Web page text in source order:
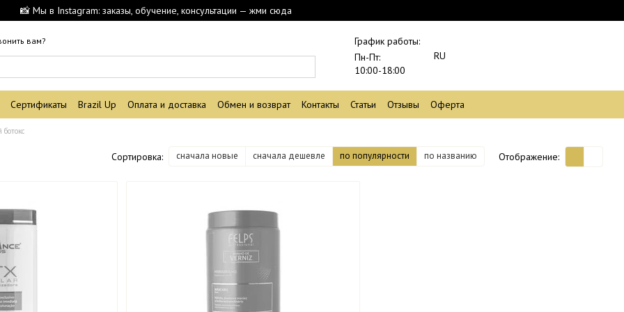
📸 Мы в Instagram: заказы, обучение, консультации — жми сюда
вам?
График работы:
Пн-Пт:
10:00-18:00
RU
Сертификаты Brazil Up Оплата и доставка Обмен и возврат Контакты Статьи Отзывы Оферта
Сортировка: сначала новые сначала дешевле по популярности по названию Отображение: